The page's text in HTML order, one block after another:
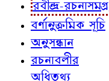
রবীন্দ্র-রচনাসমগ্র
বর্ণানুক্রমিক সূচি
অনুসন্ধান
রচনাবলীর
অধিতথ্য